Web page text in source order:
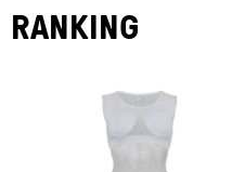
RANKING